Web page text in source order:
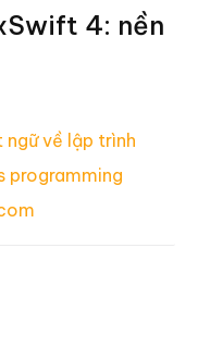
4: nền
về lập trình
programming